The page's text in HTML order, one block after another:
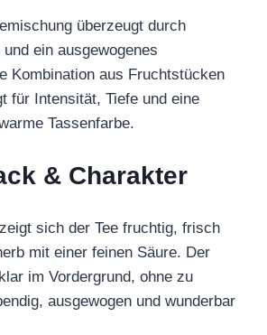
überzeugt durch
ein ausgewogenes
Kombination aus Fruchtstücken
für Intensität, Tiefe und eine
Tassenfarbe.
& Charakter
sich der Tee fruchtig, frisch
mit einer feinen Säure. Der
im Vordergrund, ohne zu
ausgewogen und wunderbar